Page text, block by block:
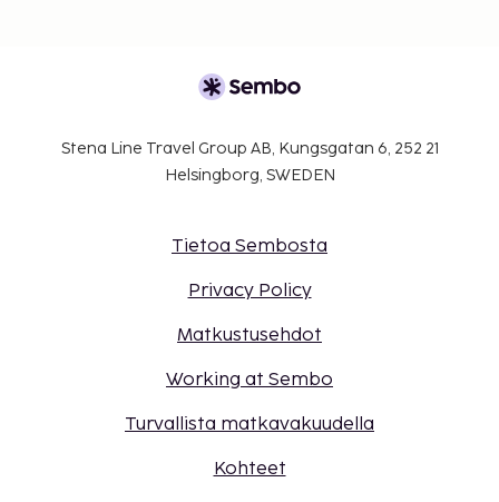
Stena Line Travel Group AB, Kungsgatan 6, 252 21
Helsingborg, SWEDEN
Tietoa Sembosta
Privacy Policy
Matkustusehdot
Working at Sembo
Turvallista matkavakuudella
Kohteet